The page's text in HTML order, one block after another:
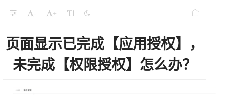
- +
页面显示已完成【应用授权】，
未完成【权限授权】怎么办？